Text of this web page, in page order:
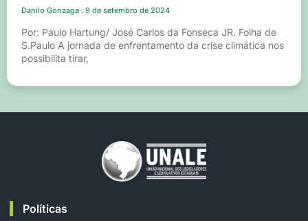
Danilo Gonzaga 9 de setembro de 2024
Por: Paulo Hartung/ José Carlos da Fonseca JR. Folha de
S.Paulo A jornada de enfrentamento da crise climática nos
possibilita tirar,
Políticas